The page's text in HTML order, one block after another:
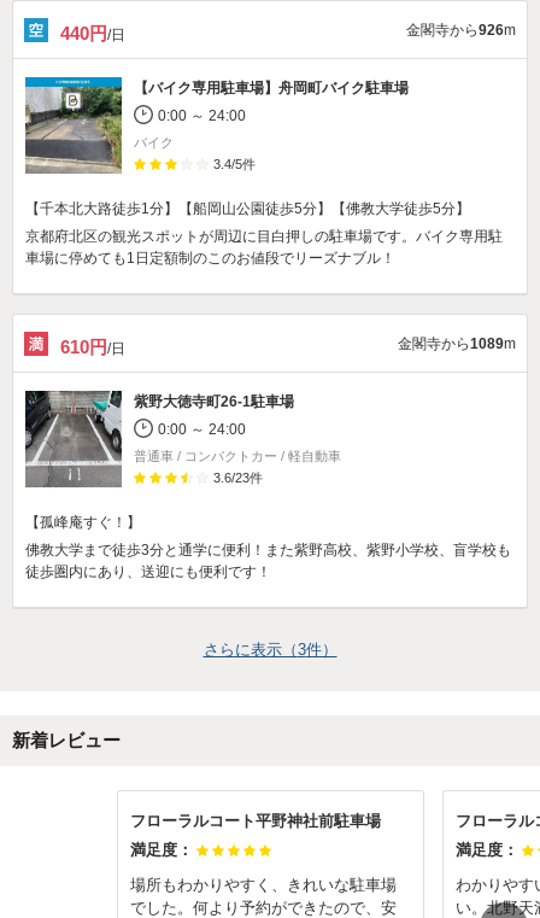
440円/日 金閣寺から926m
【バイク専用駐車場】 舟岡町バイク駐車場
0:00 ～ 24:00
バイク
3.4/5件
【千本北大路徒歩1分】【船岡山公園徒歩5分】【佛教大学徒歩5分】
京都府北区の観光スポットが周辺に目白押しの駐車場です。バイク専用駐
車場に停めても1日定額制のこのお値段でリーズナブル！
610円/日 金閣寺から1089m
紫野大徳寺町26-1駐車場
0:00 ～ 24:00
普通車 / コンパクトカー / 軽自動車
3.6/23件
【孤峰庵すぐ！】
佛教大学まで徒歩3分と通学に便利！また紫野高校、紫野小学校、盲学校も
徒歩圏内にあり、送迎にも便利です！
さらに表示（3件）
新着レビュー
フローラルコート平野神社前駐車場
満足度：
場所もわかりやすく、きれいな駐車場
でした。何より予約ができたので、安
フローラル
満足度：
わかりやす
い。北野天